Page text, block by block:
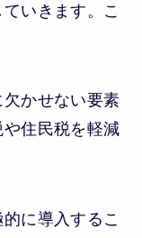
いきます。こ
かせない要素
住民税を軽減
に導入するこ